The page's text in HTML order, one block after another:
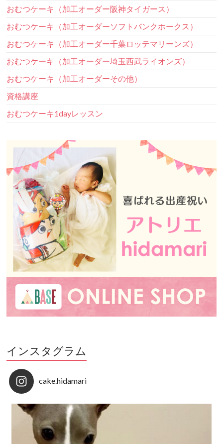
おむつケーキ（加工オーダー阪神タイガース）
おむつケーキ（加工オーダーソフトバンクホークス）
おむつケーキ（加工オーダー千葉ロッテマリーンズ）
おむつケーキ（加工オーダー埼玉西武ライオンズ）
おむつケーキ（加工オーダーその他）
資格講座
おむつケーキ1dayレッスン
インスタグラム
cake.hidamari